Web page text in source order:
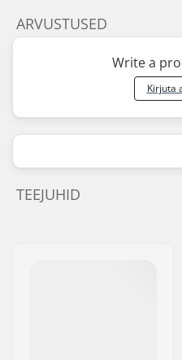
ARVUSTUSED
Write a
Kirjuta
TEEJUHID